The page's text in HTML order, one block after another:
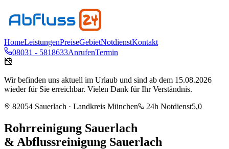
HomeLeistungenPreiseGebietNotdienstKontakt
08031 - 5818633AnrufenTermin
Wir befinden uns aktuell im Urlaub und sind ab dem 15.08.2026
wieder für Sie erreichbar. Vielen Dank für Ihr Verständnis.
82054 Sauerlach · Landkreis München 24h Notdienst5,0
Rohrreinigung Sauerlach
& Abflussreinigung Sauerlach